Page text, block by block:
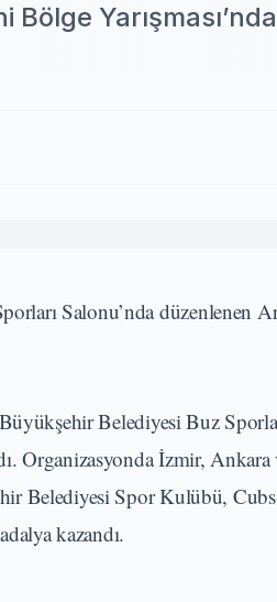
Salonu’nda düzenlenen
Belediyesi Buz
Organizasyonda İzmir, Ankara
Belediyesi Spor Kulübü,
kazandı.